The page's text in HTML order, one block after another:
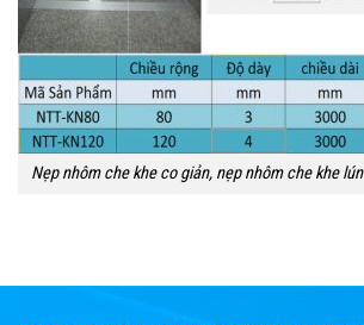
Nẹp nhôm che khe co giản, nẹp nhôm che khe lún